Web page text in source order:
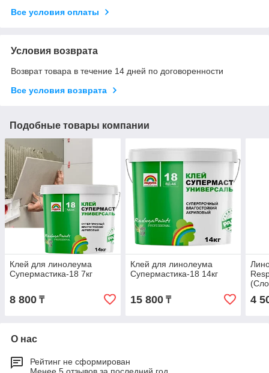
Все условия оплаты
Условия возврата
Возврат товара в течение 14 дней по договоренности
Все условия возврата
Подобные товары компании
Клей для линолеума
Супермастика-18 7кг
8 800 ₸
Клей для линолеума
Супермастика-18 14кг
15 800₸ 4
О нас
Рейтинг не сформирован